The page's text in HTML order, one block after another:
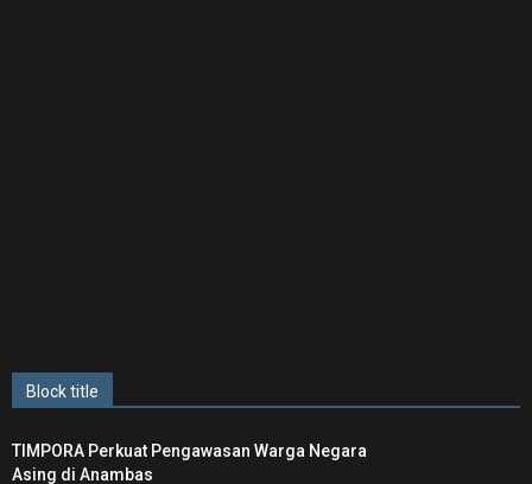
Block title
TIMPORA Perkuat Pengawasan Warga Negara
Asing di Anambas ‎